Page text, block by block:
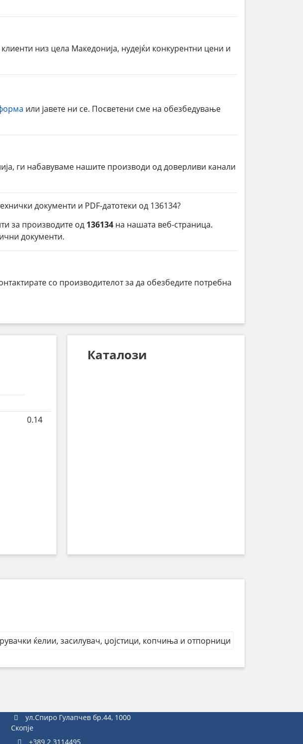
низ цела Македонија, нудејќи конкурентни цени и
или јавете ни се. Посветени сме на обезбедување
ги набавуваме нашите производи од доверливи канали
документи и PDF-датотеки од 136134?
за производите од 136134 на нашата веб-страница.
документи.
со производителот за да обезбедите потребна
0.14
Каталози
ќелии, засилувач, џојстици, копчиња и отпорници
ул.Спиро Гулапчев бр.44, 1000
Скопје
+389 2 3114495